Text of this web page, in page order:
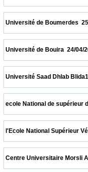
Université de
Université de
Université Saad
ecole National de
l'Ecole National
Centre Universitaire